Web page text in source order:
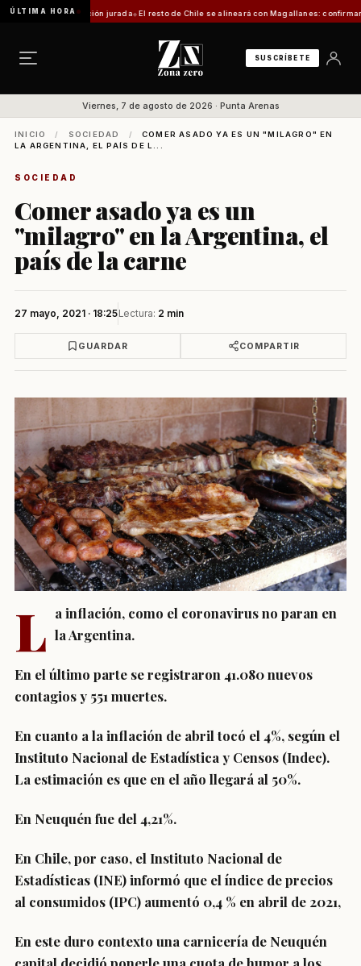
ÚLTIMA HORA
declaración jurada El resto de Chile se alineará con Magallanes: confirman fecha
SUSCRÍBETE
Viernes, 7 de agosto de 2026 · Punta Arenas
INICIO / SOCIEDAD /
COMER ASADO YA ES UN "MILAGRO" EN
LA ARGENTINA, EL PAÍS DE L...
SOCIEDAD
Comer asado ya es un
"milagro" en la Argentina, el
país de la carne
27 mayo, 2021 · 18:25Lectura: 2 min
GUARDAR COMPARTIR
L a inflación, como el coronavirus no paran en
la Argentina.
En el último parte se registraron 41.080 nuevos
contagios y 551 muertes.
En cuanto a la inflación de abril tocó el 4%, según el
Instituto Nacional de Estadística y Censos (Indec).
La estimación es que en el año llegará al 50%.
En Neuquén fue del 4,21%.
En Chile, por caso, el Instituto Nacional de
Estadísticas (INE) informó que el índice de precios
al consumidos (IPC) aumentó 0,4 % en abril de 2021,
En este duro contexto una carnicería de Neuquén